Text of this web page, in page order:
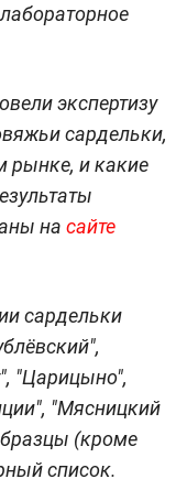
экспертизу
сардельки,
рынке, и какие
на сайте
сардельки
"Царицыно",
"Мясницкий
(кроме
список.